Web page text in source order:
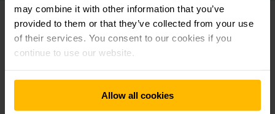
may combine it with other information that you’ve
provided to them or that they’ve collected from your use
of their services. You consent to our cookies if you
continue to use our website.
Allow all cookies